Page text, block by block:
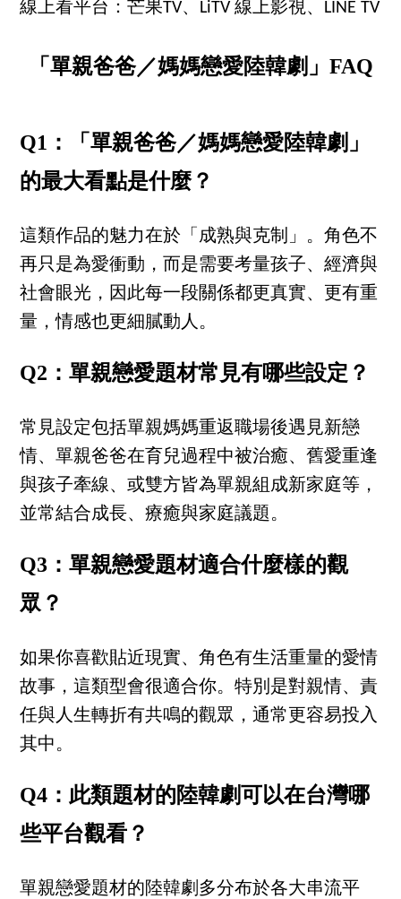
線上看平台：芒果TV、LiTV 線上影視、LINE TV
「單親爸爸／媽媽戀愛陸韓劇」FAQ
Q1：「單親爸爸／媽媽戀愛陸韓劇」
的最大看點是什麼？
這類作品的魅力在於「成熟與克制」。角色不
再只是為愛衝動，而是需要考量孩子、經濟與
社會眼光，因此每一段關係都更真實、更有重
量，情感也更細膩動人。
Q2：單親戀愛題材常見有哪些設定？
常見設定包括單親媽媽重返職場後遇見新戀
情、單親爸爸在育兒過程中被治癒、舊愛重逢
與孩子牽線、或雙方皆為單親組成新家庭等，
並常結合成長、療癒與家庭議題。
Q3：單親戀愛題材適合什麼樣的觀
眾？
如果你喜歡貼近現實、角色有生活重量的愛情
故事，這類型會很適合你。特別是對親情、責
任與人生轉折有共鳴的觀眾，通常更容易投入
其中。
Q4：此類題材的陸韓劇可以在台灣哪
些平台觀看？
單親戀愛題材的陸韓劇多分布於各大串流平